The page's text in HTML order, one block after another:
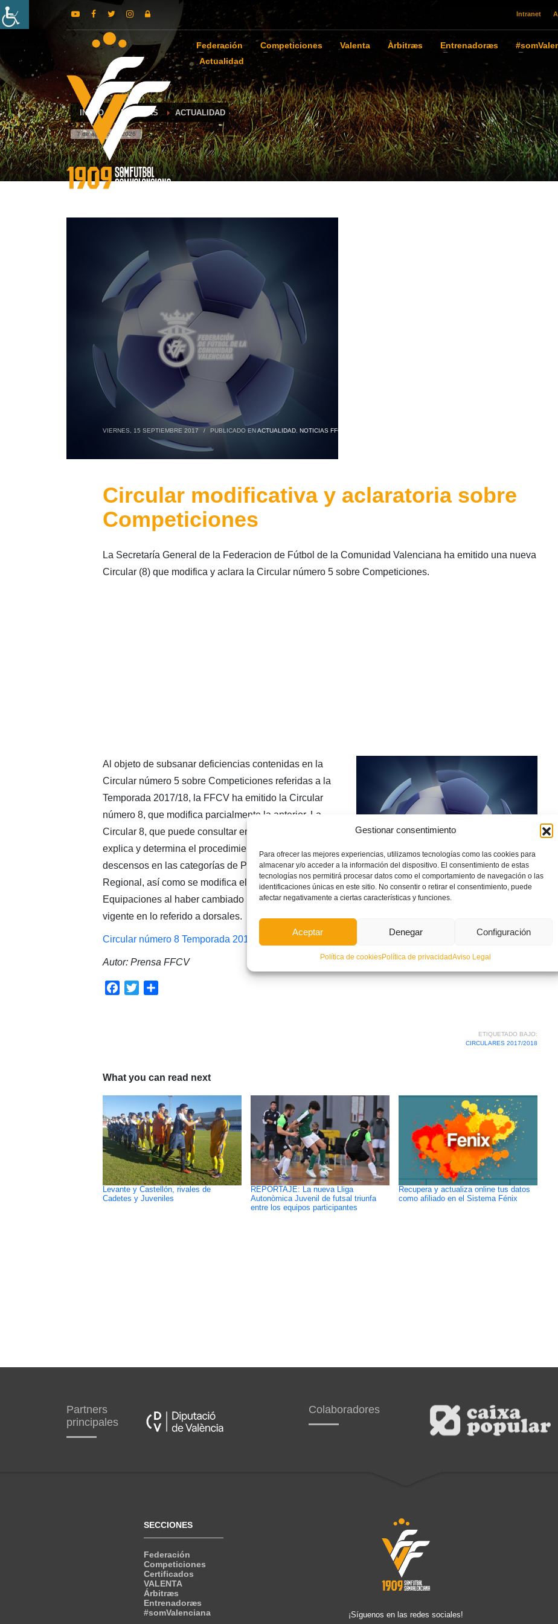
Gestionar consentimiento
Para ofrecer las mejores experiencias, utilizamos tecnologías como las cookies para
almacenar y/o acceder a la información del dispositivo. El consentimiento de estas
tecnologías nos permitirá procesar datos como el comportamiento de navegación o las
identificaciones únicas en este sitio. No consentir o retirar el consentimiento, puede
afectar negativamente a ciertas características y funciones.
Aceptar Denegar Configuración
Política de cookiesPolítica de privacidadAviso Legal
Intranet
Federación Competiciones Valenta Àrbitræs Entrenadoræs
Actualidad
INICIO NOTICIAS ACTUALIDAD
7 de agosto de 2026
VIERNES, 15 SEPTIEMBRE 2017 / PUBLICADO ENACTUALIDAD, NOTICIAS FFCV
Circular modificativa y aclaratoria sobre
Competiciones
La Secretaría General de la Federacion de Fútbol de la Comunidad Valenciana ha emitido una nueva
Circular (8) que modifica y aclara la Circular número 5 sobre Competiciones.
Al objeto de subsanar deficiencias contenidas en la
Circular número 5 sobre Competiciones referidas a la
Temporada 2017/18, la FFCV ha emitido la Circular
número 8, que modifica parcialmente la anterior. La
Circular 8, que puede consultar en el enlace adjunto,
explica y determina el procedimiento de ascensos y
descensos en las categorías de Primera y Segunda
Regional, así como se modifica el apartado de
Equipaciones al haber cambiado la reglamentación
vigente en lo referido a dorsales.
Circular número 8 Temporada 2017/18
Autor: Prensa FFCV
Facebook
Twitter
ETIQUETADO BAJO:
CIRCULARES 2017/2018
What you can read next
Levante y Castellón, rivales de
Cadetes y Juveniles
REPORTAJE: La nueva Lliga
Autonòmica Juvenil de futsal triunfa
entre los equipos participantes
Recupera y actualiza online tus datos
como afiliado en el Sistema Fénix
Partners
principales
Colaboradores
SECCIONES
Federación
Competiciones
Certificados
VALENTA
Árbitræs
Entrenadoræs
#somValenciana
¡Síguenos en las redes sociales!